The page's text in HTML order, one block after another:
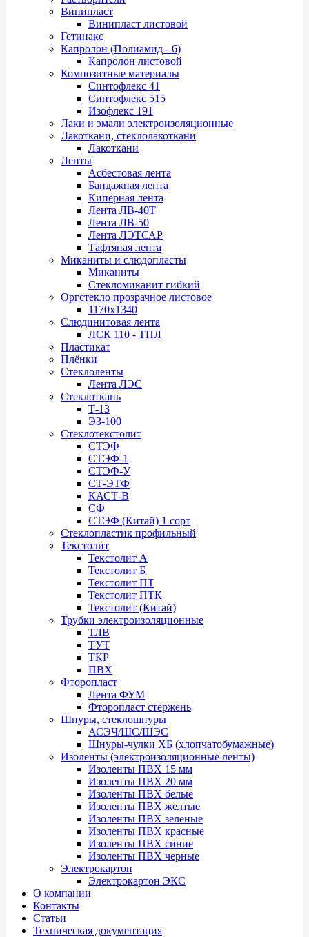
Винипласт
Винипласт листовой
Гетинакс
Капролон (Полиамид - 6)
Капролон листовой
Композитные материалы
Синтофлекс 41
Синтофлекс 515
Изофлекс 191
Лаки и эмали электроизоляционные
Лакоткани, стеклолакоткани
Лакоткани
Ленты
Асбестовая лента
Бандажная лента
Киперная лента
Лента ЛВ-40Т
Лента ЛВ-50
Лента ЛЭТСАР
Тафтяная лента
Миканиты и слюдопласты
Миканиты
Стекломиканит гибкий
Оргстекло прозрачное листовое
1170х1340
Слюдинитовая лента
ЛСК 110 - ТПЛ
Пластикат
Плёнки
Стеклоленты
Лента ЛЭС
Стеклоткань
Т-13
ЭЗ-100
Стеклотекстолит
СТЭФ
СТЭФ-1
СТЭФ-У
СТ-ЭТФ
КАСТ-В
СФ
СТЭФ (Китай) 1 сорт
Стеклопластик профильный
Текстолит
Текстолит А
Текстолит Б
Текстолит ПТ
Текстолит ПТК
Текстолит (Китай)
Трубки электроизоляционные
ТЛВ
ТУТ
ТКР
ПВХ
Фторопласт
Лента ФУМ
Фторопласт стержень
Шнуры, стеклошнуры
АСЭЧ/ШС/ШЭС
Шнуры-чулки ХБ (хлопчатобумажные)
Изоленты (электроизоляционные ленты)
Изоленты ПВХ 15 мм
Изоленты ПВХ 20 мм
Изоленты ПВХ белые
Изоленты ПВХ желтые
Изоленты ПВХ зеленые
Изоленты ПВХ красные
Изоленты ПВХ синие
Изоленты ПВХ черные
Электрокартон
Электрокартон ЭКС
О компании
Контакты
Статьи
Техническая документация